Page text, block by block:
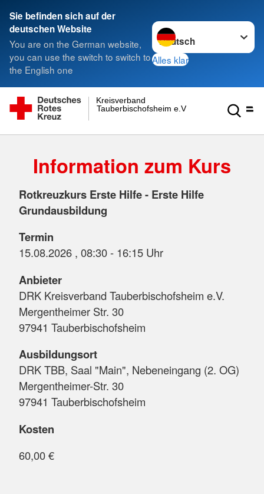
Sie befinden sich auf der
deutschen Website
You are on the German website,
you can use the switch to switch to
the English one
Sprache wechseln zu
Alles klar
Tauberbischofsheim e.V.
Kreisverband
Information zum Kurs
Rotkreuzkurs Erste Hilfe - Erste Hilfe
Grundausbildung
Termin
15.08.2026 , 08:30 - 16:15 Uhr
Anbieter
DRK Kreisverband Tauberbischofsheim e.V.
Mergentheimer Str. 30
97941 Tauberbischofsheim
Ausbildungsort
DRK TBB, Saal "Main", Nebeneingang (2. OG)
Mergentheimer-Str. 30
97941 Tauberbischofsheim
Kosten
60,00 €